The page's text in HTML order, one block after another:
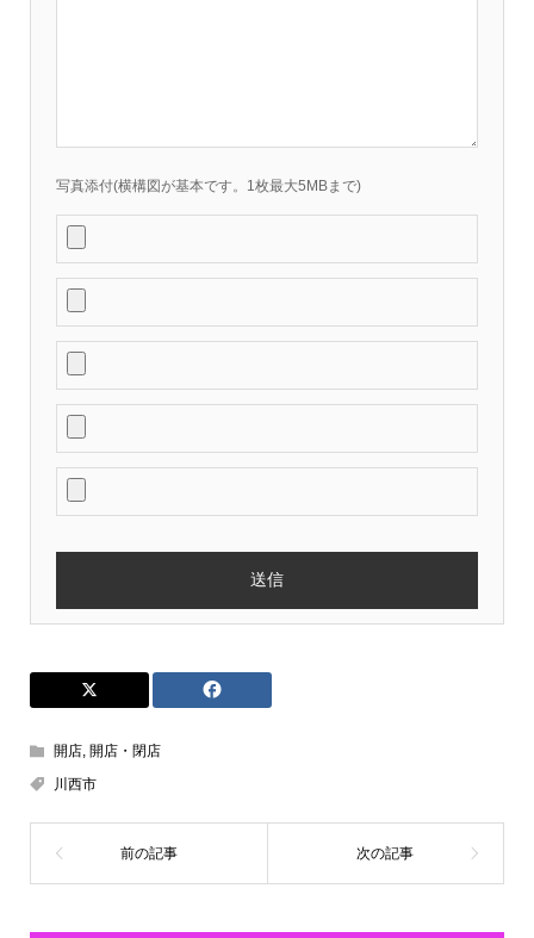
写真添付(横構図が基本です。1枚最大5MBまで)
開店, 開店・閉店
川西市